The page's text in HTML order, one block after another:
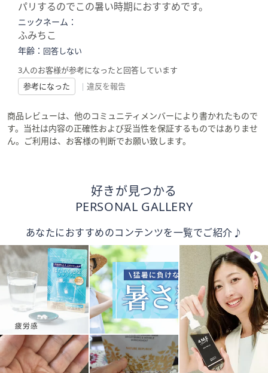
パリするのでこの暑い時期におすすめです。
ニックネーム：
ふみちこ
年齢： 回答しない
3人のお客様が参考になったと回答しています
参考になった
| 違反を報告
商品レビューは、他のコミュニティメンバーにより書かれたもので
す。当社は内容の正確性および妥当性を保証するものではありませ
ん。ご利用は、お客様の判断でお願い致します。
好きが見つかる
PERSONAL GALLERY
あなたにおすすめのコンテンツを一覧でご紹介♪